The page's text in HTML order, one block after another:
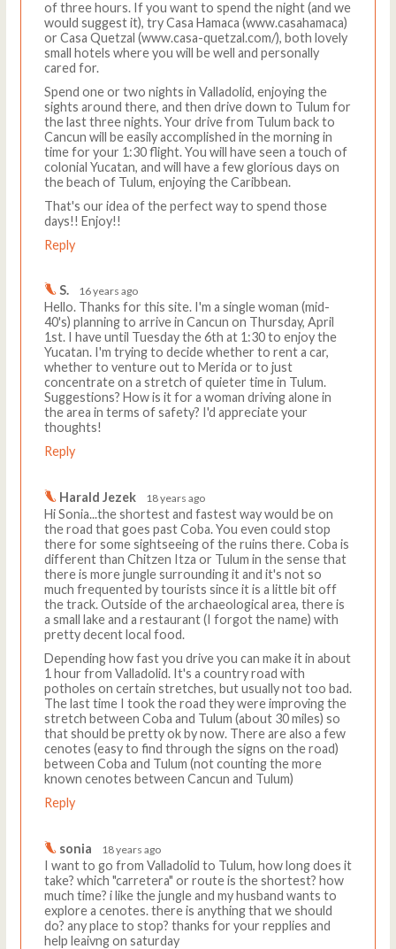
of three hours. If you want to spend the night (and we
would suggest it), try Casa Hamaca (www.casahamaca)
or Casa Quetzal (www.casa-quetzal.com/), both lovely
small hotels where you will be well and personally
cared for.
Spend one or two nights in Valladolid, enjoying the
sights around there, and then drive down to Tulum for
the last three nights. Your drive from Tulum back to
Cancun will be easily accomplished in the morning in
time for your 1:30 flight. You will have seen a touch of
colonial Yucatan, and will have a few glorious days on
the beach of Tulum, enjoying the Caribbean.
That's our idea of the perfect way to spend those
days!! Enjoy!!
Reply
S. 16 years ago
Hello. Thanks for this site. I'm a single woman (mid-
40's) planning to arrive in Cancun on Thursday, April
1st. I have until Tuesday the 6th at 1:30 to enjoy the
Yucatan. I'm trying to decide whether to rent a car,
whether to venture out to Merida or to just
concentrate on a stretch of quieter time in Tulum.
Suggestions? How is it for a woman driving alone in
the area in terms of safety? I'd appreciate your
thoughts!
Reply
Harald Jezek 18 years ago
Hi Sonia...the shortest and fastest way would be on
the road that goes past Coba. You even could stop
there for some sightseeing of the ruins there. Coba is
different than Chitzen Itza or Tulum in the sense that
there is more jungle surrounding it and it's not so
much frequented by tourists since it is a little bit off
the track. Outside of the archaeological area, there is
a small lake and a restaurant (I forgot the name) with
pretty decent local food.
Depending how fast you drive you can make it in about
1 hour from Valladolid. It's a country road with
potholes on certain stretches, but usually not too bad.
The last time I took the road they were improving the
stretch between Coba and Tulum (about 30 miles) so
that should be pretty ok by now. There are also a few
cenotes (easy to find through the signs on the road)
between Coba and Tulum (not counting the more
known cenotes between Cancun and Tulum)
Reply
sonia 18 years ago
I want to go from Valladolid to Tulum, how long does it
take? which "carretera" or route is the shortest? how
much time? i like the jungle and my husband wants to
explore a cenotes. there is anything that we should
do? any place to stop? thanks for your repplies and
help leaivng on saturday